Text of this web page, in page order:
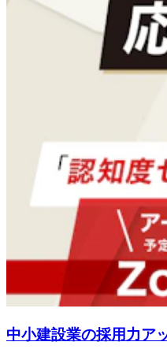
中小建設業の採用力ア